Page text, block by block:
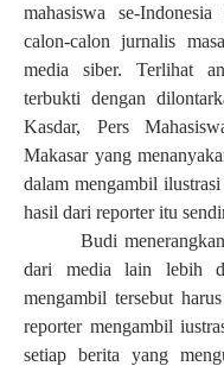
mahasiswa se-
calon-calon jurnalis
media siber. Terlihat
terbukti dengan
Kasdar, Pers
Makasar yang
dalam mengambil
hasil dari reporter itu
Budi
dari media lain lebih
mengambil tersebut
reporter mengambil
setiap berita yang